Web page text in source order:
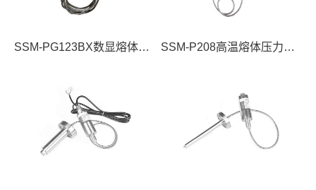
SSM-PG123BX数显熔体压力变送器 SSM-P208高温熔体压力传感器资料